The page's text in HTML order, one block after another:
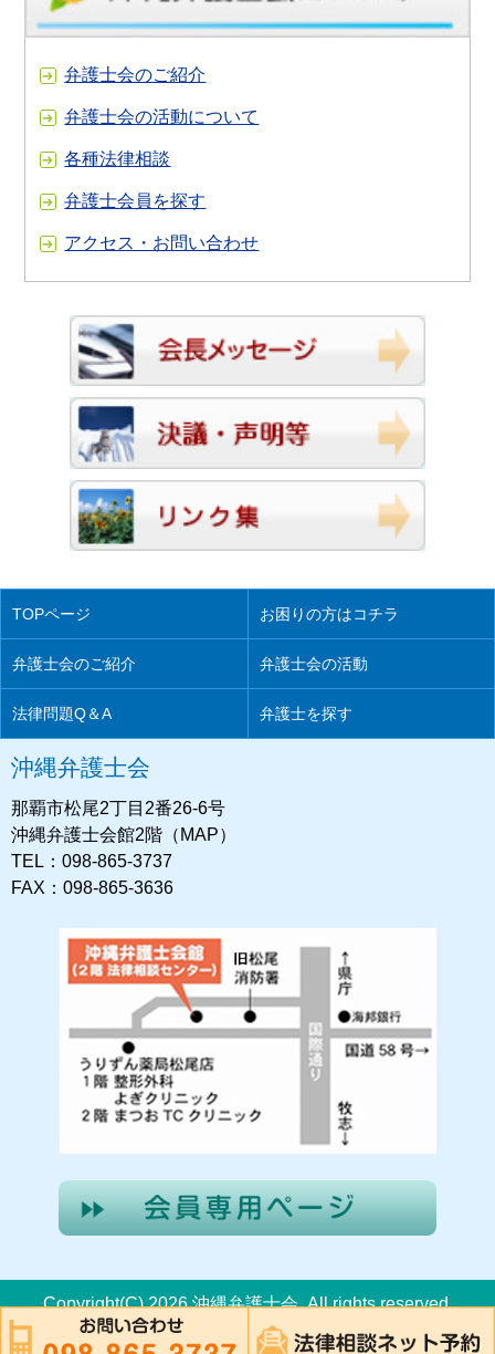
弁護士会のご紹介
弁護士会の活動について
各種法律相談
弁護士会員を探す
アクセス・お問い合わせ
TOPページ お困りの方はコチラ
弁護士会のご紹介 弁護士会の活動
法律問題Q＆A 弁護士を探す
沖縄弁護士会
那覇市松尾2丁目2番26-6号
沖縄弁護士会館2階（MAP）
TEL：098-865-3737
FAX：098-865-3636
Copyright(C) 2026 沖縄弁護士会. All rights reserved.